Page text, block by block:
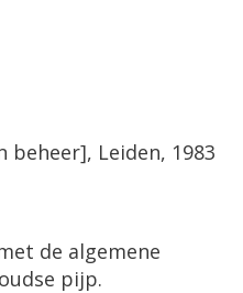
Leiden, 1983
de algemene
pijp.